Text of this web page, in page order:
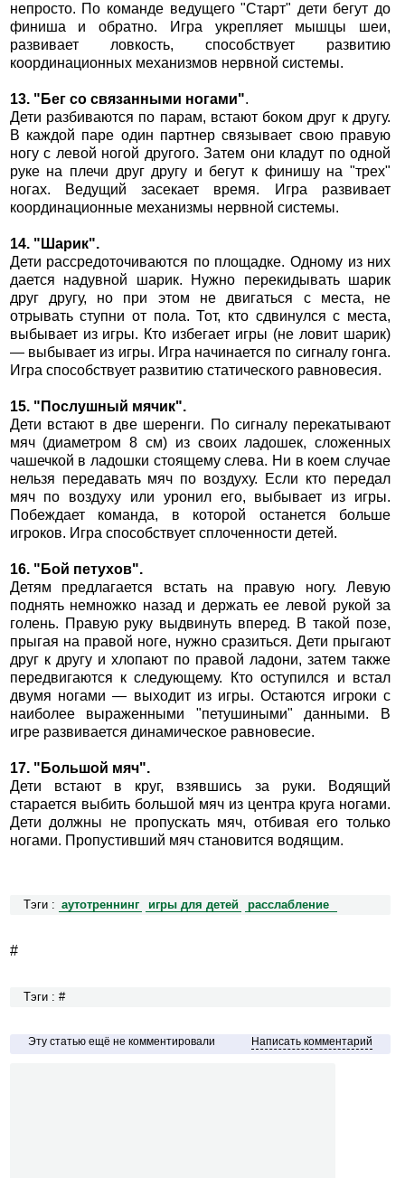
непросто. По команде ведущего "Старт" дети бегут до
финиша и обратно. Игра укрепляет мышцы шеи,
развивает ловкость, способствует развитию
координационных механизмов нервной системы.
13. "Бег со связанными ногами".
Дети разбиваются по парам, встают боком друг к другу.
В каждой паре один партнер связывает свою правую
ногу с левой ногой другого. Затем они кладут по одной
руке на плечи друг другу и бегут к финишу на "трех"
ногах. Ведущий засекает время. Игра развивает
координационные механизмы нервной системы.
14. "Шарик".
Дети рассредоточиваются по площадке. Одному из них
дается надувной шарик. Нужно перекидывать шарик
друг другу, но при этом не двигаться с места, не
отрывать ступни от пола. Тот, кто сдвинулся с места,
выбывает из игры. Кто избегает игры (не ловит шарик)
— выбывает из игры. Игра начинается по сигналу гонга.
Игра способствует развитию статического равновесия.
15. "Послушный мячик".
Дети встают в две шеренги. По сигналу перекатывают
мяч (диаметром 8 см) из своих ладошек, сложенных
чашечкой в ладошки стоящему слева. Ни в коем случае
нельзя передавать мяч по воздуху. Если кто передал
мяч по воздуху или уронил его, выбывает из игры.
Побеждает команда, в которой останется больше
игроков. Игра способствует сплоченности детей.
16. "Бой петухов".
Детям предлагается встать на правую ногу. Левую
поднять немножко назад и держать ее левой рукой за
голень. Правую руку выдвинуть вперед. В такой позе,
прыгая на правой ноге, нужно сразиться. Дети прыгают
друг к другу и хлопают по правой ладони, затем также
передвигаются к следующему. Кто оступился и встал
двумя ногами — выходит из игры. Остаются игроки с
наиболее выраженными "петушиными" данными. В
игре развивается динамическое равновесие.
17. "Большой мяч".
Дети встают в круг, взявшись за руки. Водящий
старается выбить большой мяч из центра круга ногами.
Дети должны не пропускать мяч, отбивая его только
ногами. Пропустивший мяч становится водящим.
Тэги : аутотреннинг игры для детей расслабление
#
Тэги : #
Эту статью ещё не комментировали Написать комментарий